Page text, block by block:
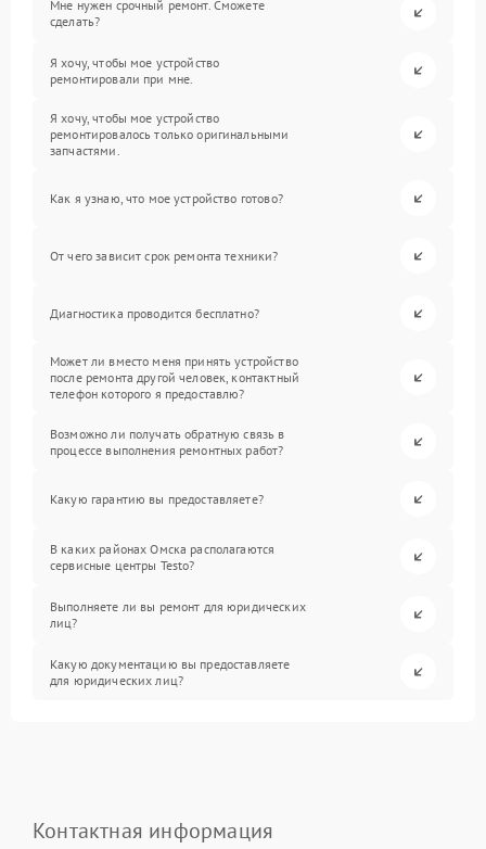
Мне нужен срочный ремонт. Сможете
сделать?
Я хочу, чтобы мое устройство
ремонтировали при мне.
Я хочу, чтобы мое устройство
ремонтировалось только оригинальными
запчастями.
Как я узнаю, что мое устройство готово?
От чего зависит срок ремонта техники?
Диагностика проводится бесплатно?
Может ли вместо меня принять устройство
после ремонта другой человек, контактный
телефон которого я предоставлю?
Возможно ли получать обратную связь в
процессе выполнения ремонтных работ?
Какую гарантию вы предоставляете?
В каких районах Омска располагаются
сервисные центры Testo?
Выполняете ли вы ремонт для юридических
лиц?
Какую документацию вы предоставляете
для юридических лиц?
Контактная информация